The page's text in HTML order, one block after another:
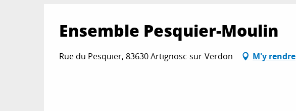
Ensemble Pesquier-Moulin
Rue du Pesquier, 83630 Artignosc-sur-Verdon M'y rendre